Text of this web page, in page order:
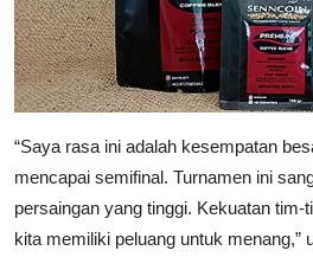
“Saya rasa ini adalah kesempatan
mencapai semifinal. Turnamen ini
persaingan yang tinggi. Kekuatan
kita memiliki peluang untuk menang,”